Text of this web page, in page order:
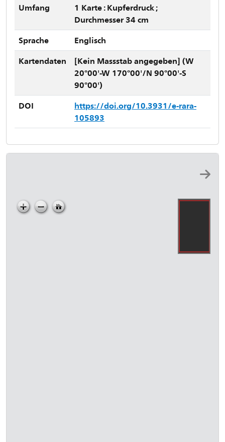
Umfang
1 Karte : Kupferdruck ;
Durchmesser 34 cm
Sprache
Englisch
Kartendaten
[Kein Massstab angegeben] (W
20°00'-W 170°00'/N 90°00'-S
90°00')
DOI
https://doi.org/10.3931/e-rara-
105893